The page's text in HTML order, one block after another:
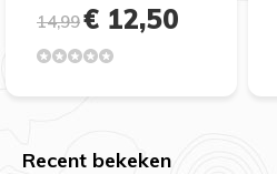
14,99€ 12,50
Recent bekeken